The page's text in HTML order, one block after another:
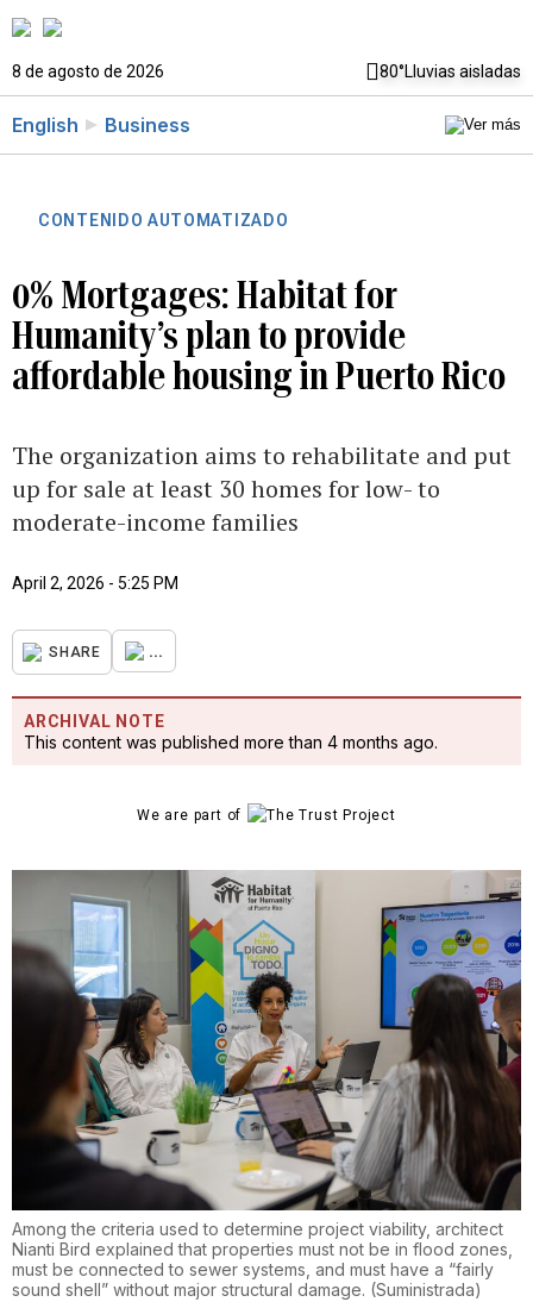
8 de agosto de 2026 80°Lluvias aisladas
English Business
CONTENIDO AUTOMATIZADO
0% Mortgages: Habitat for
Humanity’s plan to provide
affordable housing in Puerto Rico
The organization aims to rehabilitate and put
up for sale at least 30 homes for low- to
moderate-income families
April 2, 2026 - 5:25 PM
SHARE ...
ARCHIVAL NOTE
This content was published more than 4 months ago.
We are part of
Among the criteria used to determine project viability, architect
Nianti Bird explained that properties must not be in flood zones,
must be connected to sewer systems, and must have a “fairly
sound shell” without major structural damage. (Suministrada)